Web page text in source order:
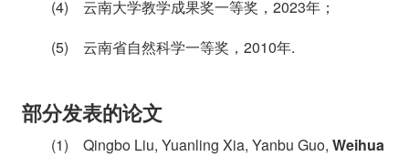
(4) 云南大学教学成果奖一等奖，2023年；
(5) 云南省自然科学一等奖，2010年.
部分发表的论文
(1) Qingbo Liu, Yuanling Xia, Yanbu Guo, Weihua